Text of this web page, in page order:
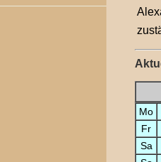
Mo
Fr
Sa